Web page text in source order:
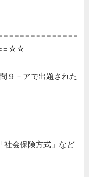
９－アで出題された
社会保険方式 」など